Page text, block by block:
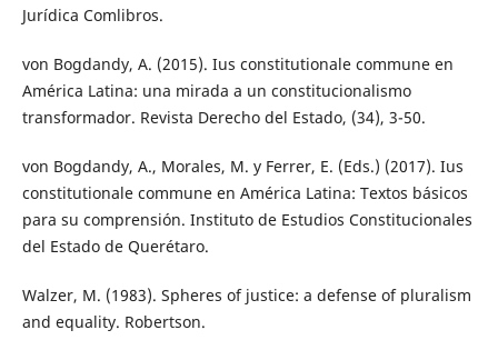
Jurídica Comlibros.
von Bogdandy, A. (2015). Ius constitutionale commune en
América Latina: una mirada a un constitucionalismo
transformador. Revista Derecho del Estado, (34), 3-50.
von Bogdandy, A., Morales, M. y Ferrer, E. (Eds.) (2017). Ius
constitutionale commune en América Latina: Textos básicos
para su comprensión. Instituto de Estudios Constitucionales
del Estado de Querétaro.
Walzer, M. (1983). Spheres of justice: a defense of pluralism
and equality. Robertson.